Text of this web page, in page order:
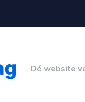
Dé website